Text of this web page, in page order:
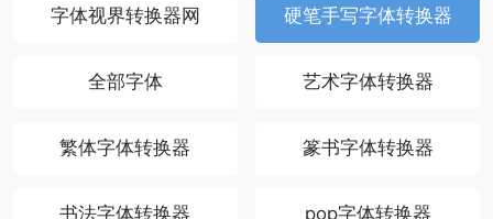
字体视界转换器网 硬笔手写字体转换器
全部字体 艺术字体转换器
繁体字体转换器 篆书字体转换器
书法字体转换器 pop字体转换器